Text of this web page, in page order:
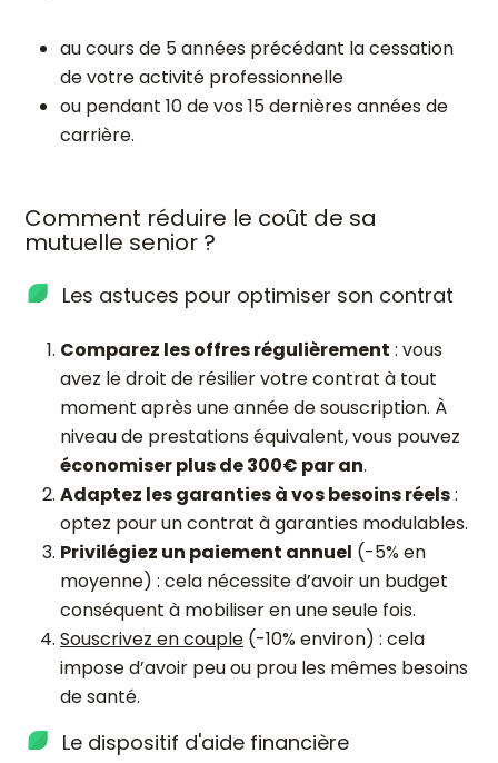
au cours de 5 années précédant la cessation
de votre activité professionnelle
ou pendant 10 de vos 15 dernières années de
carrière.
Comment réduire le coût de sa
mutuelle senior ?
Les astuces pour optimiser son contrat
Comparez les offres régulièrement : vous
avez le droit de résilier votre contrat à tout
moment après une année de souscription. À
niveau de prestations équivalent, vous pouvez
économiser plus de 300€ par an.
Adaptez les garanties à vos besoins réels:
optez pour un contrat à garanties modulables.
Privilégiez un paiement annuel (-5% en
moyenne) : cela nécessite d’avoir un budget
conséquent à mobiliser en une seule fois.
Souscrivez en couple (-10% environ) : cela
impose d’avoir peu ou prou les mêmes besoins
de santé.
Le dispositif d'aide financière